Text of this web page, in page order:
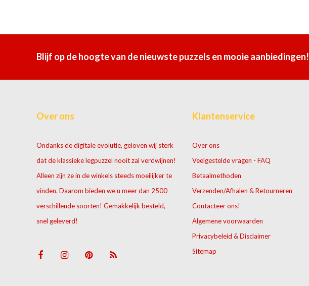
Blijf op de hoogte van de nieuwste puzzels en mooie aanbiedingen!
Over ons
Ondanks de digitale evolutie, geloven wij sterk
dat de klassieke legpuzzel nooit zal verdwijnen!
Alleen zijn ze in de winkels steeds moeilijker te
vinden. Daarom bieden we u meer dan 2500
verschillende soorten! Gemakkelijk besteld,
snel geleverd!
Klantenservice
Over ons
Veelgestelde vragen - FAQ
Betaalmethoden
Verzenden/Afhalen & Retourneren
Contacteer ons!
Algemene voorwaarden
Privacybeleid & Disclaimer
Sitemap